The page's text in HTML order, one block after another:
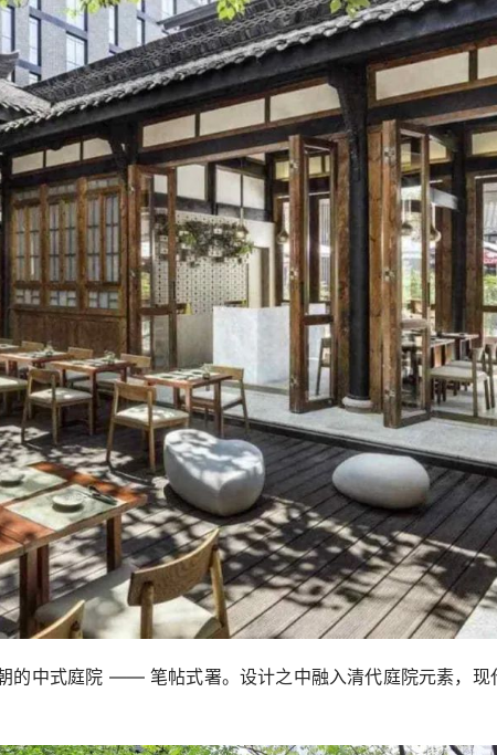
的中式庭院 —— 笔帖式署。设计之中融入清代庭院元素，现